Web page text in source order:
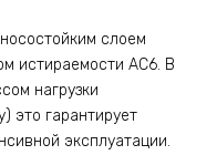
слоем
истираемости AC6. В
нагрузки
это гарантирует
эксплуатации.